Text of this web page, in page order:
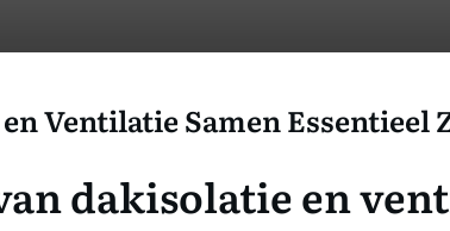
Ventilatie Samen
dakisolatie en